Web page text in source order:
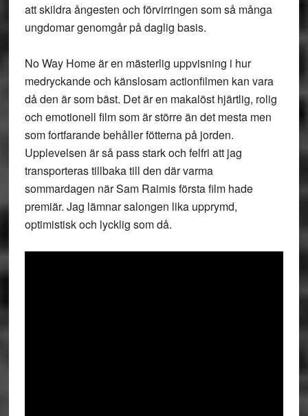
att skildra ångesten och förvirringen som så många
ungdomar genomgår på daglig basis.
No Way Home är en mästerlig uppvisning i hur
medryckande och känslosam actionfilmen kan vara
då den är som bäst. Det är en makalöst hjärtlig, rolig
och emotionell film som är större än det mesta men
som fortfarande behåller fötterna på jorden.
Upplevelsen är så pass stark och felfri att jag
transporteras tillbaka till den där varma
sommardagen när Sam Raimis första film hade
premiär. Jag lämnar salongen lika upprymd,
optimistisk och lycklig som då.